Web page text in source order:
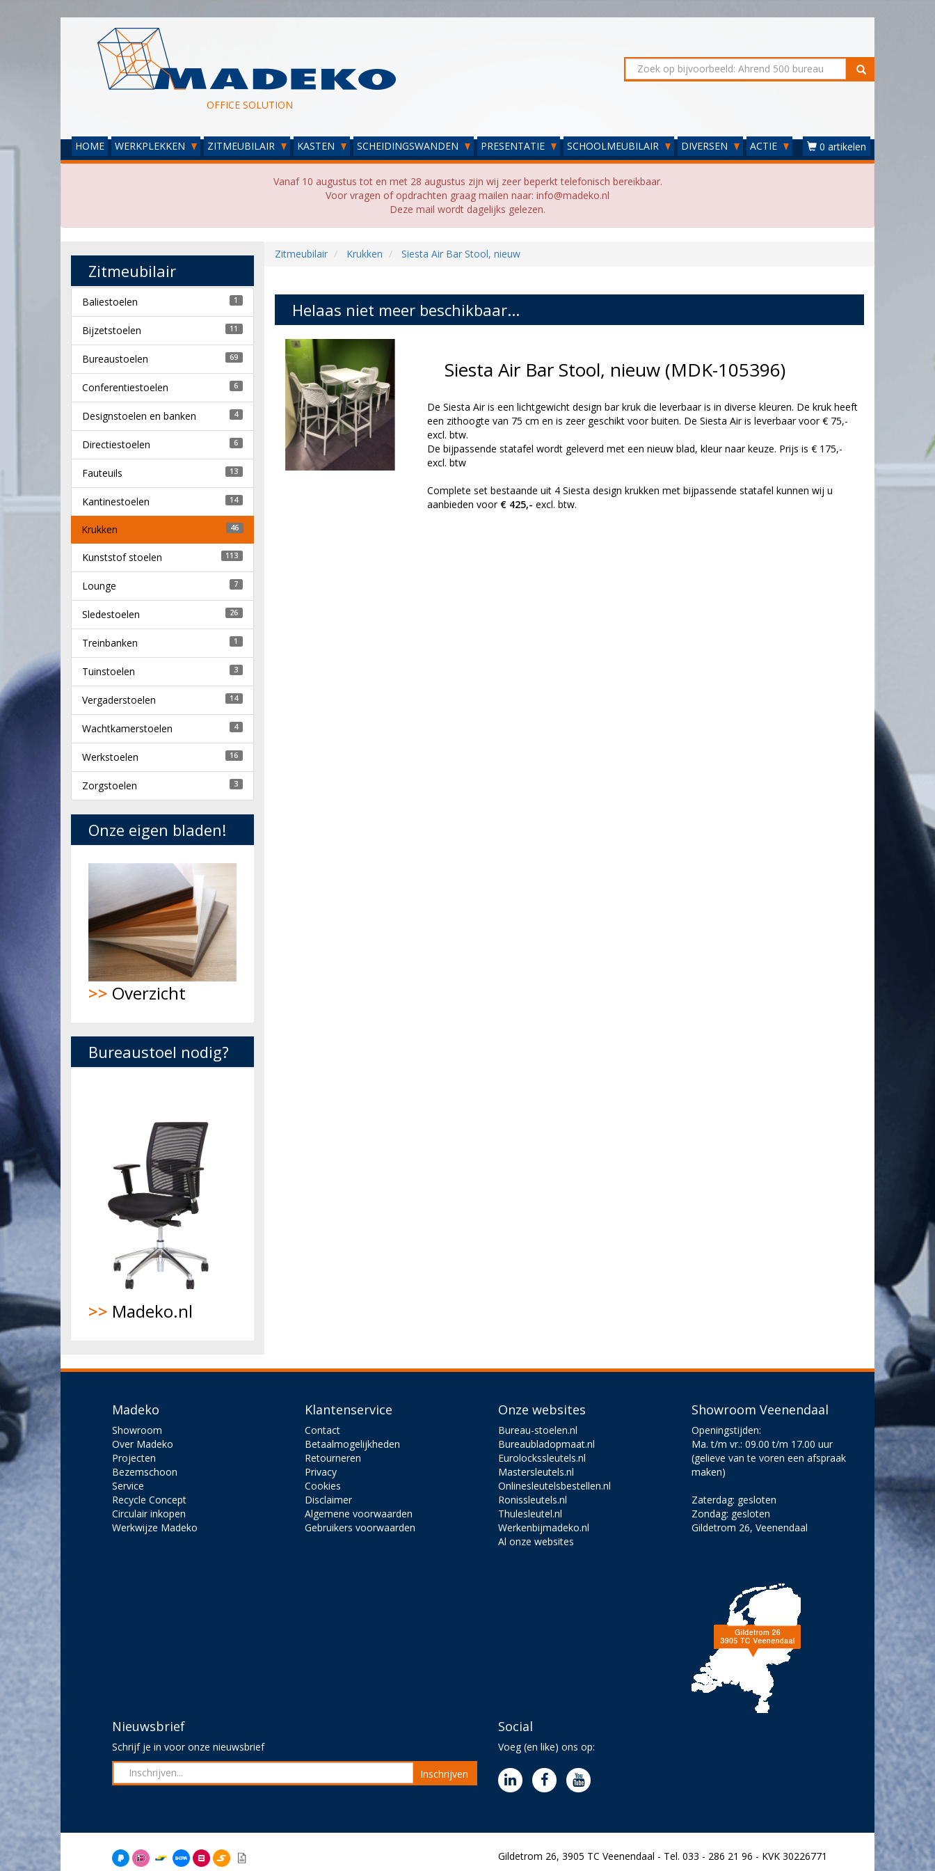
OFFICE SOLUTION
HOME WERKPLEKKEN ZITMEUBILAIR KASTEN SCHEIDINGSWANDEN PRESENTATIE SCHOOLMEUBILAIR DIVERSEN ACTIE 0 artikelen
Vanaf 10 augustus tot en met 28 augustus zijn wij zeer beperkt telefonisch bereikbaar.
Voor vragen of opdrachten graag mailen naar: info@madeko.nl
Deze mail wordt dagelijks gelezen.
Zitmeubilair Krukken Siesta Air Bar Stool, nieuw
Helaas niet meer beschikbaar...
Siesta Air Bar Stool, nieuw (MDK-105396)
De Siesta Air is een lichtgewicht design bar kruk die leverbaar is in diverse kleuren. De kruk heeft
een zithoogte van 75 cm en is zeer geschikt voor buiten. De Siesta Air is leverbaar voor € 75,-
excl. btw.
De bijpassende statafel wordt geleverd met een nieuw blad, kleur naar keuze. Prijs is € 175,-
excl. btw
Complete set bestaande uit 4 Siesta design krukken met bijpassende statafel kunnen wij u
aanbieden voor € 425,- excl. btw.
Zitmeubilair
Baliestoelen 1
Bijzetstoelen 11
Bureaustoelen 69
Conferentiestoelen 6
Designstoelen en banken 4
Directiestoelen 6
Fauteuils 13
Kantinestoelen 14
Krukken 46
Kunststof stoelen 113
Lounge 7
Sledestoelen 26
Treinbanken 1
Tuinstoelen 3
Vergaderstoelen 14
Wachtkamerstoelen 4
Werkstoelen 16
Zorgstoelen 3
Onze eigen bladen!
>> Overzicht
Bureaustoel nodig?
>> Madeko.nl
Madeko
Showroom
Over Madeko
Projecten
Bezemschoon
Service
Recycle Concept
Circulair inkopen
Werkwijze Madeko
Klantenservice
Contact
Betaalmogelijkheden
Retourneren
Privacy
Cookies
Disclaimer
Algemene voorwaarden
Gebruikers voorwaarden
Onze websites
Bureau-stoelen.nl
Bureaubladopmaat.nl
Eurolockssleutels.nl
Mastersleutels.nl
Onlinesleutelsbestellen.nl
Ronissleutels.nl
Thulesleutel.nl
Werkenbijmadeko.nl
Al onze websites
Showroom Veenendaal
Openingstijden:
Ma. t/m vr.: 09.00 t/m 17.00 uur
(gelieve van te voren een afspraak
maken)
Zaterdag: gesloten
Zondag: gesloten
Gildetrom 26, Veenendaal
Nieuwsbrief
Schrijf je in voor onze nieuwsbrief
Inschrijven
Social
Voeg (en like) ons op:
Gildetrom 26, 3905 TC Veenendaal - Tel. 033 - 286 21 96 - KVK 30226771